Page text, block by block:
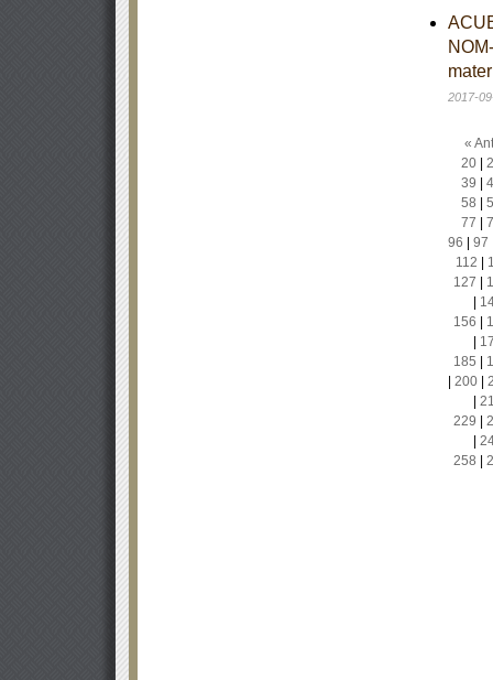
2017-
«
20|
39
58
77
96
97
112
127
156
185
200|
229
258